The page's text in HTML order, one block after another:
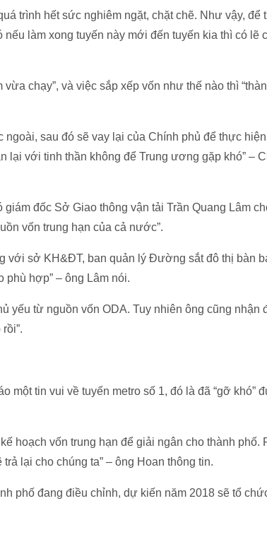
trình hết sức nghiêm ngặt, chặt chẽ. Như vậy, để
nếu làm xong tuyến này mới đến tuyến kia thì có lẽ
chạy”, và việc sắp xếp vốn như thế nào thì
sau đó sẽ vay lại của Chính phủ để thực
lại với tinh thần không để Trung ương gặp khó” –
đốc Sở Giao thông vận tải Trần Quang Lâm
vốn trung hạn của cả nước”.
với sở KH&ĐT, ban quản lý Đường sắt đô thị bàn
phù hợp” – ông Lâm nói.
yếu từ nguồn vốn ODA. Tuy nhiên ông cũng nhận
một tin vui về tuyến metro số 1, đó là đã “gỡ khó”
hoạch vốn trung hạn để giải ngân cho thành phố.
lại cho chúng ta” – ông Hoan thông tin.
phố đang điều chỉnh, dự kiến năm 2018 sẽ tổ